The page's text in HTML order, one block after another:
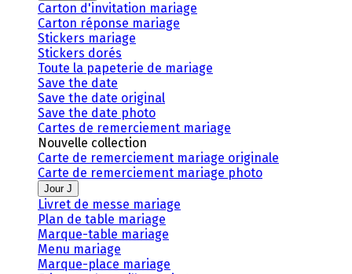
Carton d'invitation mariage
Carton réponse mariage
Stickers mariage
Stickers dorés
Toute la papeterie de mariage
Save the date
Save the date original
Save the date photo
Cartes de remerciement mariage
Nouvelle collection
Carte de remerciement mariage originale
Carte de remerciement mariage photo
Jour J
Livret de messe mariage
Plan de table mariage
Marque-table mariage
Menu mariage
Marque-place mariage